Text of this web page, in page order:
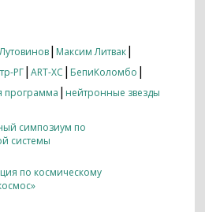
| Максим Литвак|
РГ|ART-XC | БепиКоломбо |
программа | нейтронные звезды
симпозиум по
системы
по космическому